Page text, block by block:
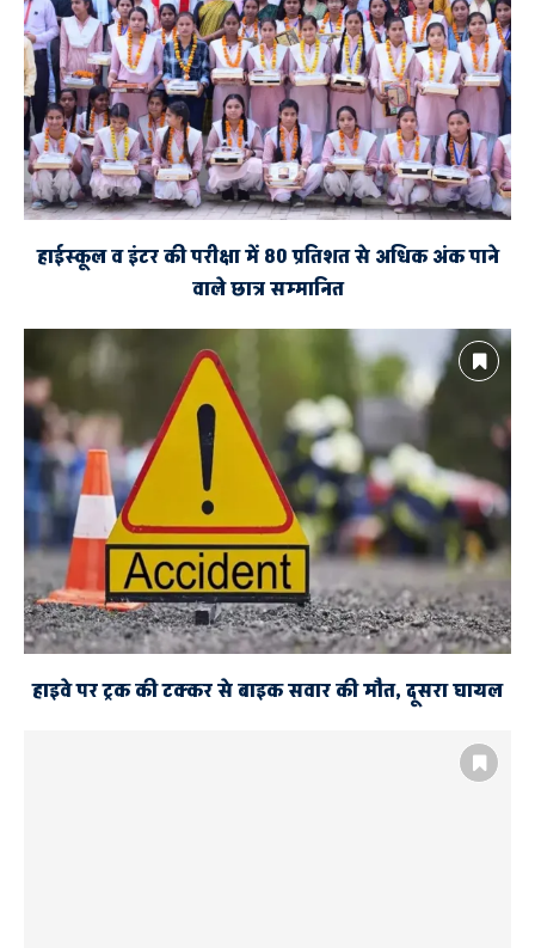
हाईस्कूल व इंटर की परीक्षा में 80 प्रतिशत से अधिक अंक पाने
वाले छात्र सम्मानित
हाइवे पर ट्रक की टक्कर से बाइक सवार की मौत, दूसरा घायल